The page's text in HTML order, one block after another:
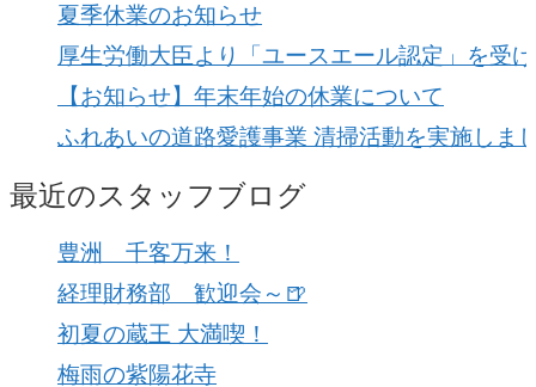
夏季休業のお知らせ
厚生労働大臣より「ユースエール認定」を受
【お知らせ】年末年始の休業について
ふれあいの道路愛護事業 清掃活動を実施しま
最近のスタッフブログ
豊洲 千客万来！
経理財務部 歓迎会～🍺
初夏の蔵王 大満喫！
梅雨の紫陽花寺